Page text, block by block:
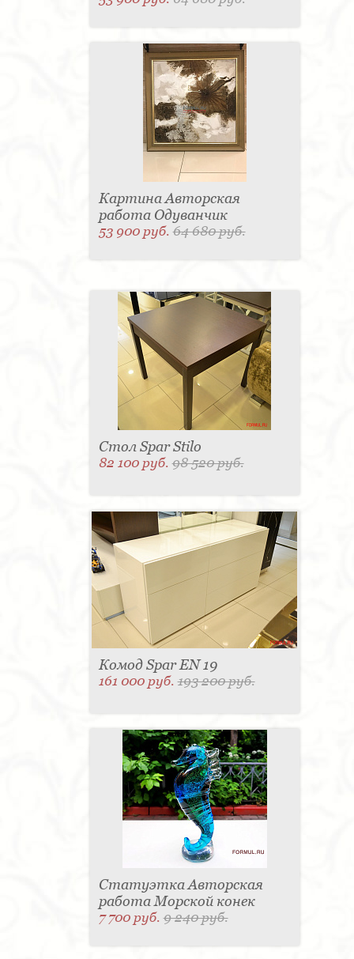
Картина Авторская
работа Одуванчик
53 900 руб.64 680 руб.
Стол Spar Stilo
82 100 руб.98 520 руб.
Комод Spar EN 19
161 000 руб.193 200 руб.
Статуэтка Авторская
работа Морской конек
7 700 руб.9 240 руб.